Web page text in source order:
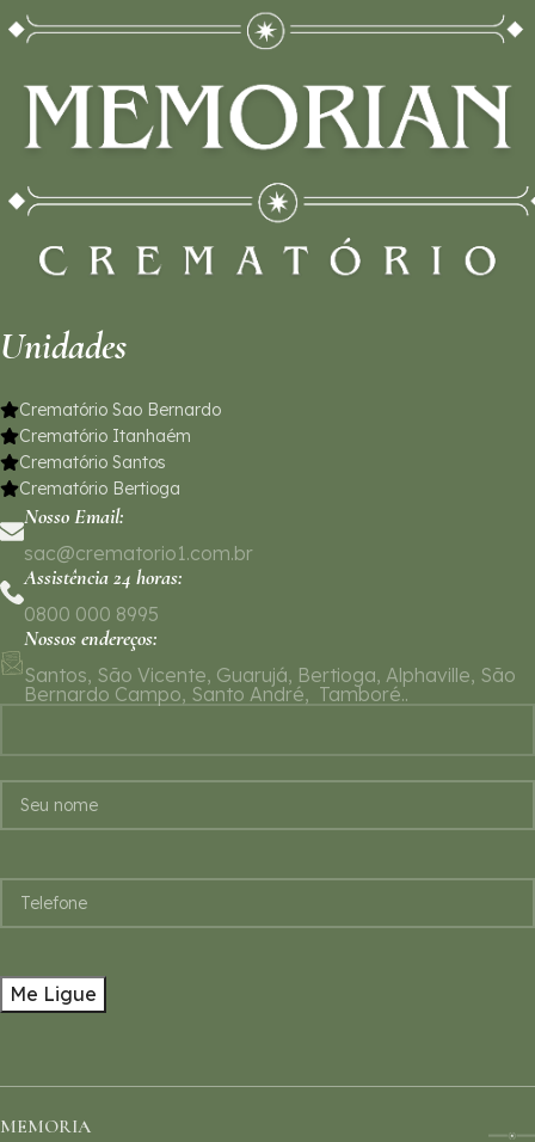
Unidades
Crematório Sao Bernardo
Crematório Itanhaém
Crematório Santos
Crematório Bertioga
Nosso Email:
sac@crematorio1.com.br
Assistência 24 horas:
0800 000 8995
Nossos endereços:
Santos, São Vicente, Guarujá, Bertioga, Alphaville, São
Bernardo Campo, Santo André, Tamboré..
MEMORIA